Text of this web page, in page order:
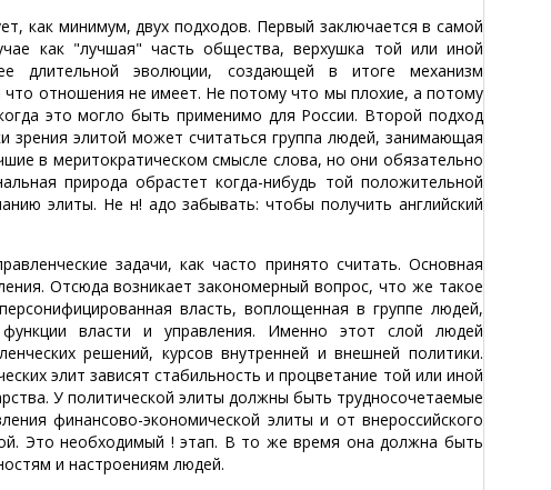
как минимум, двух подходов. Первый заключается в самой
как "лучшая" часть общества, верхушка той или иной
длительной эволюции, создающей в итоге механизм
отношения не имеет. Не потому что мы плохие, а потому
это могло быть применимо для России. Второй подход
зрения элитой может считаться группа людей, занимающая
в меритократическом смысле слова, но они обязательно
природа обрастет когда-нибудь той положительной
элиты. Не н! адо забывать: чтобы получить английский
задачи, как часто принято считать. Основная
Отсюда возникает закономерный вопрос, что же такое
власть, воплощенная в группе людей,
власти и управления. Именно этот слой людей
решений, курсов внутренней и внешней политики.
элит зависят стабильность и процветание той или иной
У политической элиты должны быть трудносочетаемые
финансово-экономической элиты и от внероссийского
Это необходимый ! этап. В то же время она должна быть
и настроениям людей.